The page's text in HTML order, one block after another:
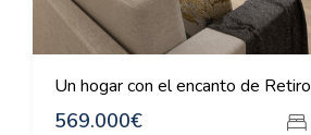
Un hogar con el encanto de Retiro
569.000€